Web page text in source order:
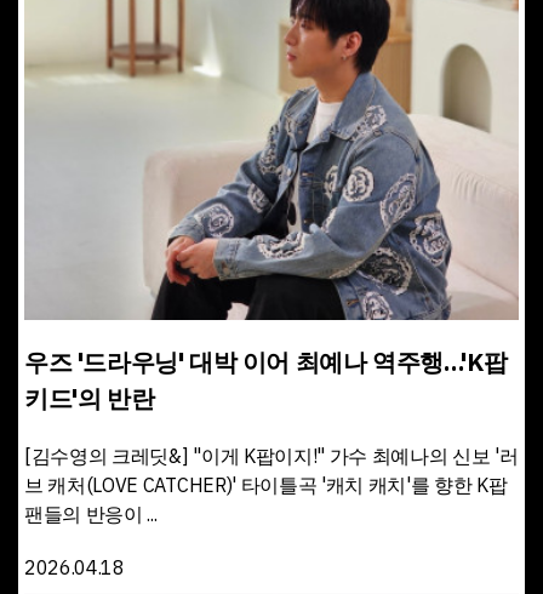
우즈 '드라우닝' 대박 이어 최예나 역주행…'K팝
키드'의 반란
[김수영의 크레딧&] "이게 K팝이지!" 가수 최예나의 신보 '러
브 캐처(LOVE CATCHER)' 타이틀곡 '캐치 캐치'를 향한 K팝
팬들의 반응이 ...
2026.04.18